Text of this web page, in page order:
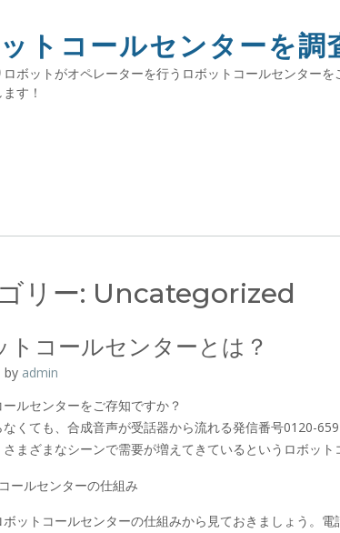
トコールセンターを調
ロボットがオペレーターを行うロボットコールセンター
す！
リー: Uncategorized
トコールセンターとは？
by admin
ールセンターをご存知ですか？
くても、合成音声が受話器から流れる発信番号0120-
まざまなシーンで需要が増えてきているというロボット
ールセンターの仕組み
ボットコールセンターの仕組みから見ておきましょう。